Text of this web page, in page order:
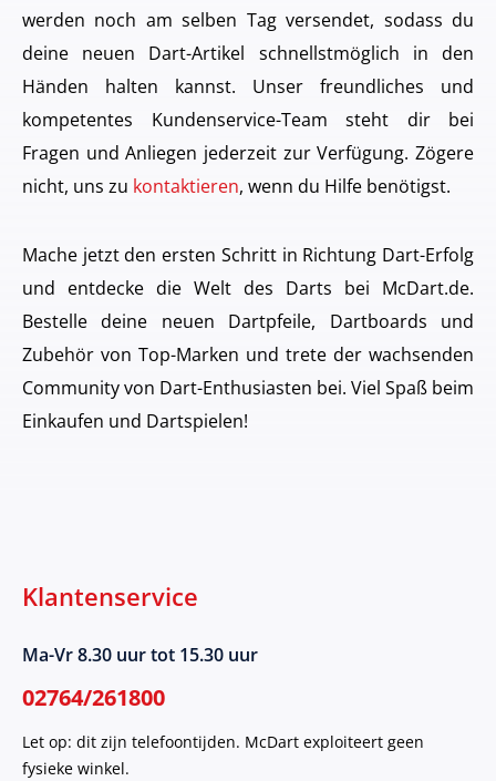
werden noch am selben Tag versendet, sodass du
deine neuen Dart-Artikel schnellstmöglich in den
Händen halten kannst. Unser freundliches und
kompetentes Kundenservice-Team steht dir bei
Fragen und Anliegen jederzeit zur Verfügung. Zögere
nicht, uns zu kontaktieren, wenn du Hilfe benötigst.
Mache jetzt den ersten Schritt in Richtung Dart-Erfolg
und entdecke die Welt des Darts bei McDart.de.
Bestelle deine neuen Dartpfeile, Dartboards und
Zubehör von Top-Marken und trete der wachsenden
Community von Dart-Enthusiasten bei. Viel Spaß beim
Einkaufen und Dartspielen!
Klantenservice
Ma-Vr 8.30 uur tot 15.30 uur
02764/261800
Let op: dit zijn telefoontijden. McDart exploiteert geen
fysieke winkel.